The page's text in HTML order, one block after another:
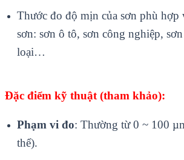
Thước đo độ mịn của sơn phù hợp
sơn: sơn ô tô, sơn công nghiệp,
loại…
Đặc điểm kỹ thuật (tham khảo):
Phạm vi đo: Thường từ 0 ~ 100
thể).